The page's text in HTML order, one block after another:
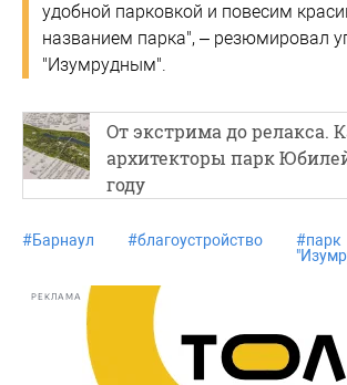
удобной парковкой и повесим
названием парка", – резюмировал
"Изумрудным".
От экстрима до релакса.
архитекторы парк
году
#Барнаул #благоустройство #парк
РЕКЛАМА